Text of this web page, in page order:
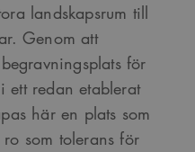
landskapsrum till
Genom att
för
ett redan etablerat
här en plats som
som tolerans för